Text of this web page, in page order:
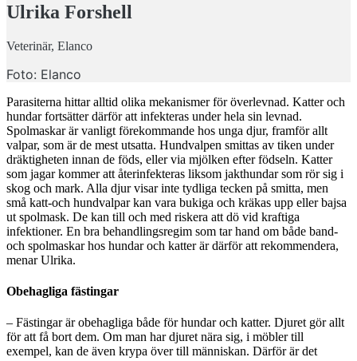
Ulrika Forshell
Veterinär, Elanco
Foto: Elanco
Parasiterna hittar alltid olika mekanismer för överlevnad. Katter och
hundar fortsätter därför att infekteras under hela sin levnad.
Spolmaskar är vanligt förekommande hos unga djur, framför allt
valpar, som är de mest utsatta. Hundvalpen smittas av tiken under
dräktigheten innan de föds, eller via mjölken efter födseln. Katter
som jagar kommer att återinfekteras liksom jakthundar som rör sig i
skog och mark. Alla djur visar inte tydliga tecken på smitta, men
små katt-och hundvalpar kan vara bukiga och kräkas upp eller bajsa
ut spolmask. De kan till och med riskera att dö vid kraftiga
infektioner. En bra behandlingsregim som tar hand om både band-
och spolmaskar hos hundar och katter är därför att rekommendera,
menar Ulrika.
Obehagliga fästingar
– Fästingar är obehagliga både för hundar och katter. Djuret gör allt
för att få bort dem. Om man har djuret nära sig, i möbler till
exempel, kan de även krypa över till människan. Därför är det